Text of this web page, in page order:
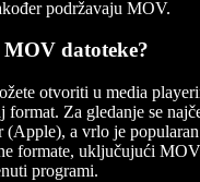
podržavaju MOV.
datoteke?
otvoriti u media
format. Za gledanje se
(Apple), a vrlo je
formate, uključujući
programi.